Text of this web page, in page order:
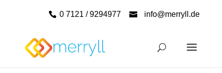
0 7121 / 9294977 info@merryll.de